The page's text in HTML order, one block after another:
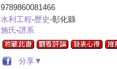
9789860081466
水利工程-歷史-彰化縣
施氏-譜系
分享▼